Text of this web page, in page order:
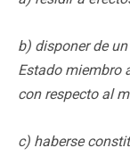
b) disponer de
Estado miembro
con respecto al
c) haberse